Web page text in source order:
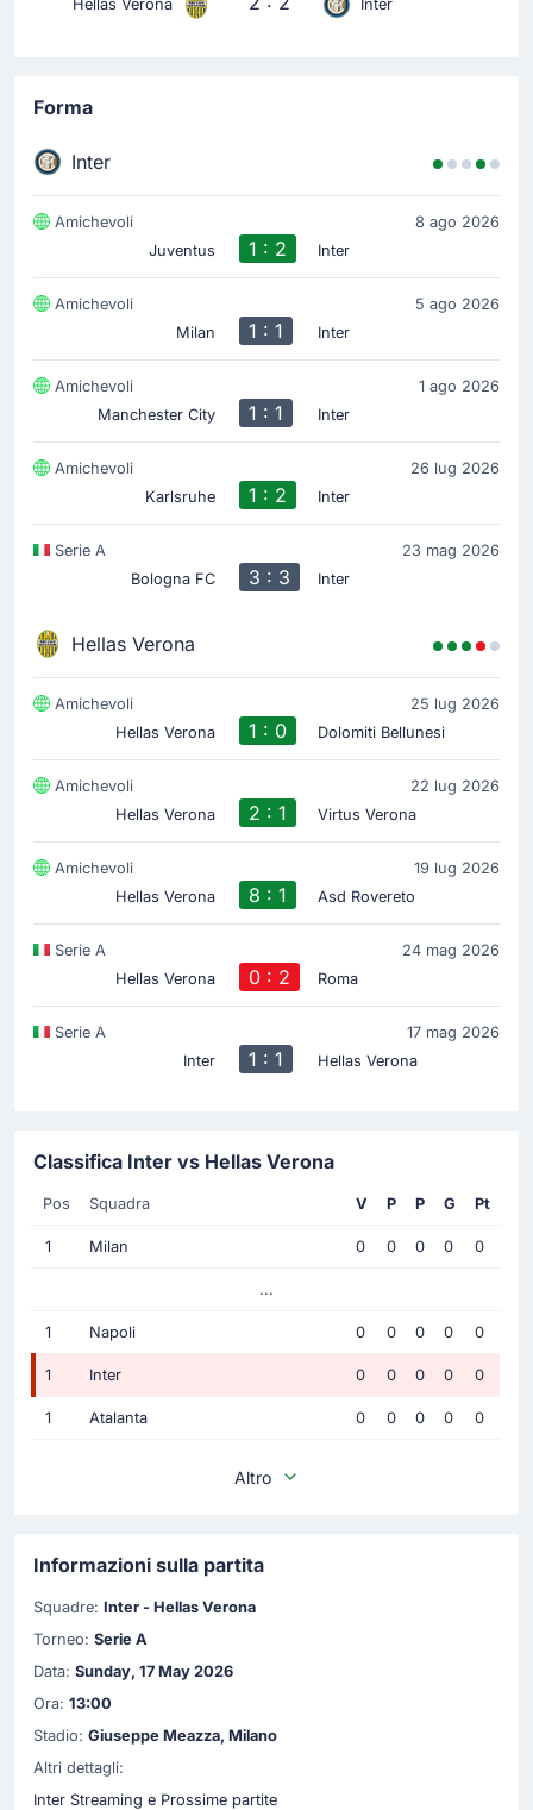
Hellas Verona Inter
Forma
Inter
Amichevoli
8 ago 2026
Juventus
1 : 2 Inter
Amichevoli
5 ago 2026
Milan
1 : 1 Inter
Amichevoli
1 ago 2026
Manchester City
1 : 1 Inter
Amichevoli
26 lug 2026
Karlsruhe
1 : 2 Inter
Serie A
23 mag 2026
Bologna FC
3 : 3 Inter
Hellas Verona
Amichevoli
25 lug 2026
Hellas Verona
1 : 0 Dolomiti Bellunesi
Amichevoli
22 lug 2026
Hellas Verona
2 : 1 Virtus Verona
Amichevoli
19 lug 2026
Hellas Verona
8 : 1 Asd Rovereto
Serie A
24 mag 2026
Hellas Verona
0 : 2 Roma
Serie A
17 mag 2026
Inter
1 : 1 Hellas Verona
Classifica Inter vs Hellas Verona
Pos Squadra V P P G Pt
1 Milan 0 0 0 0 0
...
1 Napoli 0 0 0 0 0
1 Inter 0 0 0 0 0
1 Atalanta 0 0 0 0 0
Altro
Informazioni sulla partita
Squadre: Inter - Hellas Verona
Torneo: Serie A
Data: Sunday, 17 May 2026
Ora: 13:00
Stadio: Giuseppe Meazza, Milano
Altri dettagli:
Inter Streaming e Prossime partite